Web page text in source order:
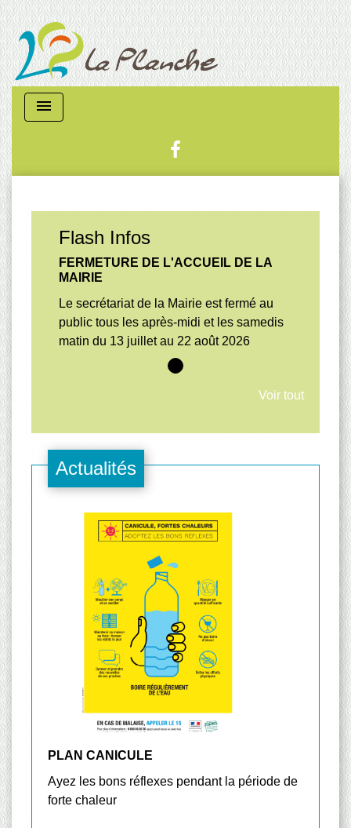
menu
Flash Infos
FERMETURE DE L'ACCUEIL DE LA
MAIRIE
Le secrétariat de la Mairie est fermé au
public tous les après-midi et les samedis
matin du 13 juillet au 22 août 2026
Voir tout
Actualités
PLAN CANICULE
Ayez les bons réflexes pendant la période de
forte chaleur